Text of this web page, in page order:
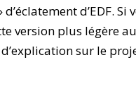
d’EDF.
version plus légère
sur le